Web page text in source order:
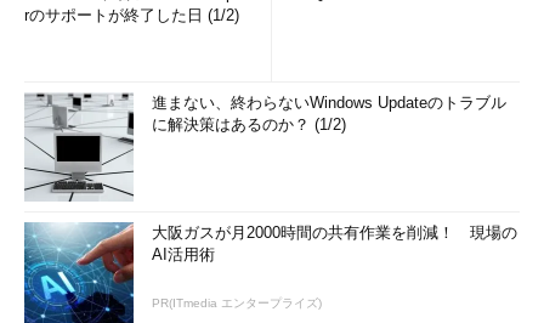
rのサポートが終了した日 (1/2)
進まない、終わらないWindows Updateのトラブル
に解決策はあるのか？ (1/2)
大阪ガスが月2000時間の共有作業を削減！ 現場の
AI活用術
PR(ITmedia エンタープライズ)